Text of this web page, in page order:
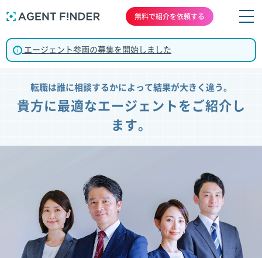
無料で紹介を依頼する
i エージェント参画の募集を開始しました
転職は誰に相談するかによって結果が大きく違う。
貴方に最適なエージェントをご紹介し
ます。